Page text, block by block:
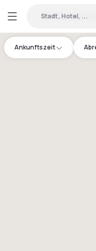
Stadt, Hotel, ...
Ankunftszeit